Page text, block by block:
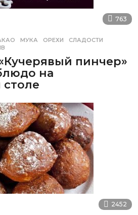
763
,МУКА ,ОРЕХИ ,СЛАДОСТИ
пинчер»
на
2452